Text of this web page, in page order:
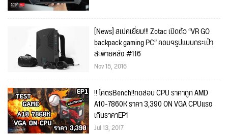
[News] สเปคเยี่ยม!!! Zotac เปิดตัว “VR GO
backpack gaming PC” คอมฯรูปแบบกระเป๋า
สะพายหลัง #116
Nov 15, 2016
!! โคตรBench!!ทดสอบ CPU ราคาถูก AMD
A10-7860K ราคา 3,390 ON VGA CPUแรง
เกินราคาEP1
Jul 13, 2017